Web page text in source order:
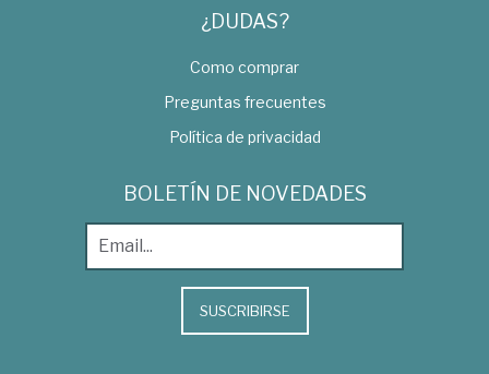
¿DUDAS?
Como comprar
Preguntas frecuentes
Política de privacidad
BOLETÍN DE NOVEDADES
SUSCRIBIRSE